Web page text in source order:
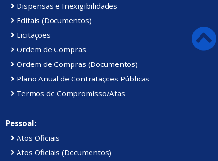
Dispensas e Inexigibilidades
Editais (Documentos)
Licitações
Ordem de Compras
Ordem de Compras (Documentos)
Plano Anual de Contratações Públicas
Termos de Compromisso/Atas
Pessoal:
Atos Oficiais
Atos Oficiais (Documentos)